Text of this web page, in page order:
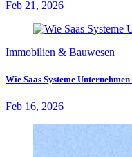
Feb 21, 2026
Immobilien & Bauwesen
Wie Saas Systeme
Feb 16, 2026